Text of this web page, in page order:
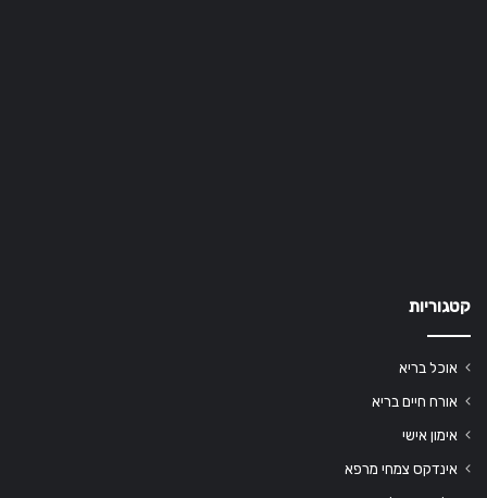
קטגוריות
אוכל בריא
אורח חיים בריא
אימון אישי
אינדקס צמחי מרפא